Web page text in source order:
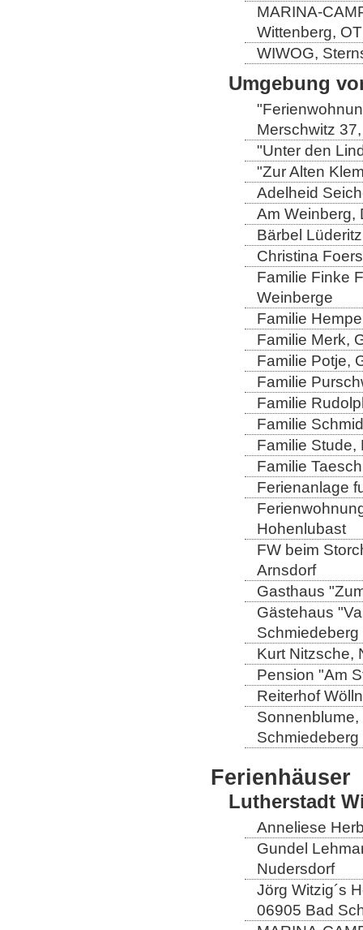
MARINA-
Wittenberg,
WIWOG,
Umgebung
Merschwitz
"Unter den
"Zur Alten
Adelheid
Am Weinberg,
Bärbel
Christina
Familie Finke
Weinberge
Familie
Familie Merk,
Familie Potje,
Familie
Familie
Familie
Familie Stude,
Familie
Ferienanlage
Hohenlubast
FW beim
Arnsdorf
Gasthaus
Gästehaus
Schmiedeberg
Kurt Nitzsche,
Pension "Am
Reiterhof
Sonnenblume,
Schmiedeberg
Ferienhäuser
Lutherstadt
Anneliese
Gundel
Nudersdorf
Jörg Witzig´s
06905 Bad